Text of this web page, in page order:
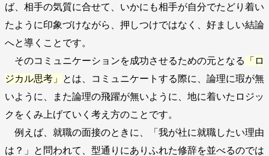
ば、相手の気質に合せて、いかにも相手が自分でたどり着い
たように印象づけながら、押しつけではなく、好ましい結論
へと導くことです。
そのコミュニケーションを成功させるための元となる
「ロ
ジカル思考」
とは、コミュニケートする際に、論理に瑕が無
いように、また論理の飛躍が無いように、地に着いたロジッ
クをくみ上げていく考え方のことです。
例えば、就職の面接のときに、「我が社に就職したい理由
は？」と問われて、型通りにありふれた修辞を並べるのでは